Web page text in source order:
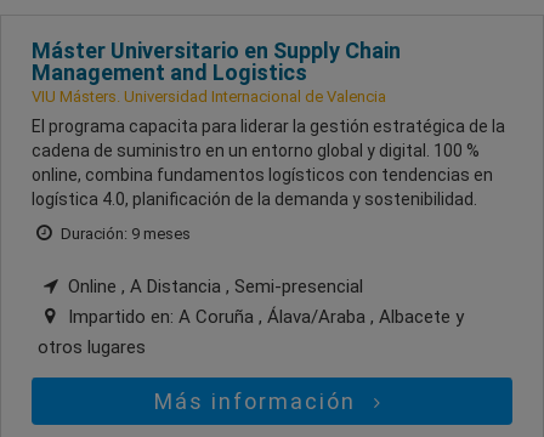
Máster Universitario en Supply Chain
Management and Logistics
VIU Másters. Universidad Internacional de Valencia
El programa capacita para liderar la gestión estratégica de la
cadena de suministro en un entorno global y digital. 100 %
online, combina fundamentos logísticos con tendencias en
logística 4.0, planificación de la demanda y sostenibilidad.
Duración: 9 meses
Online , A Distancia , Semi-presencial
Impartido en: A Coruña , Álava/Araba , Albacete y
otros lugares
Más información